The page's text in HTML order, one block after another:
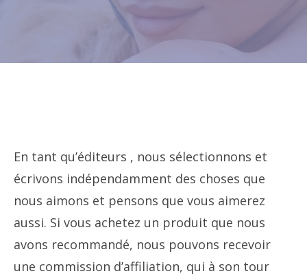
En tant qu’éditeurs , nous sélectionnons et
écrivons indépendamment des choses que
nous aimons et pensons que vous aimerez
aussi. Si vous achetez un produit que nous
avons recommandé, nous pouvons recevoir
une commission d’affiliation, qui à son tour